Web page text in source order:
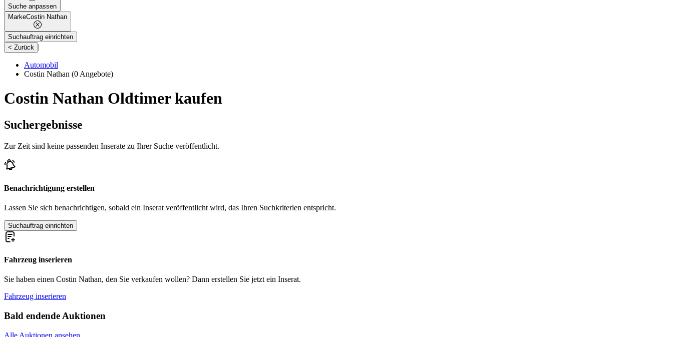
Suche anpassen
MarkeCostin Nathan
Suchauftrag einrichten
< Zurück
|
Automobil
Costin Nathan (0 Angebote)
Costin Nathan Oldtimer kaufen
Suchergebnisse
Zur Zeit sind keine passenden Inserate zu Ihrer Suche veröffentlicht.
Benachrichtigung erstellen
Lassen Sie sich benachrichtigen, sobald ein Inserat veröffentlicht wird, das Ihren Suchkriterien entspricht.
Suchauftrag einrichten
Fahrzeug inserieren
Sie haben einen Costin Nathan, den Sie verkaufen wollen? Dann erstellen Sie jetzt ein Inserat.
Fahrzeug inserieren
Bald endende Auktionen
Alle Auktionen ansehen